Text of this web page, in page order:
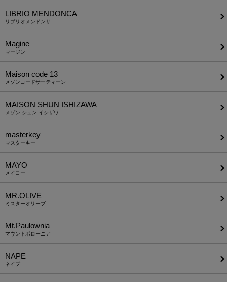
LIBRIO MENDONCA
リブリオメンドンサ
Magine
マージン
Maison code 13
メゾンコードサーティーン
MAISON SHUN ISHIZAWA
メゾン シュン イシザワ
masterkey
マスターキー
MAYO
メイヨー
MR.OLIVE
ミスターオリーブ
Mt.Paulownia
マウントポローニア
NAPE_
ネイプ